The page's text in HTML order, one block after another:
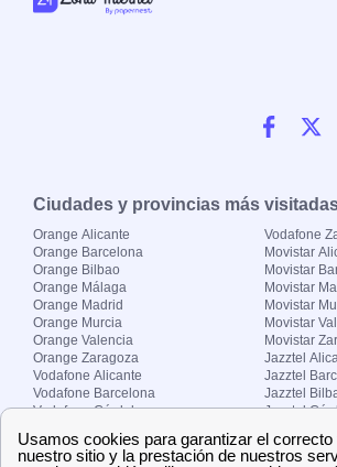
Ciudades y provincias más
Orange Alicante
Orange Barcelona
Orange Bilbao
Orange Málaga
Orange Madrid
Orange Murcia
Orange Valencia
Orange Zaragoza
Vodafone Alicante
Vodafone Barcelona
Vodafone Córdoba
Vodafone Madrid
Vodafone Murcia
Vodafone
Movistar
Movistar
Movistar
Movistar
Movistar
Movistar
Jazztel
Jazztel
Jazztel
Jazztel
Jazztel
Jazztel